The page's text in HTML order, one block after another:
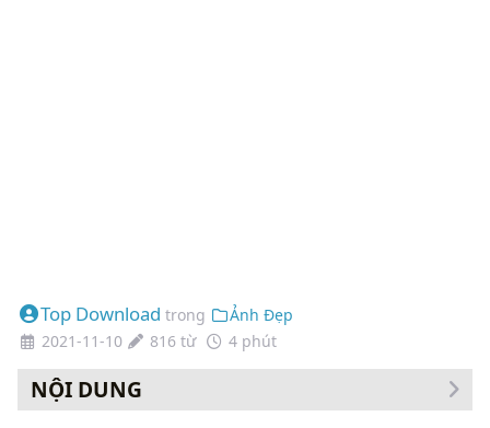
Top Download trong
Ảnh Đẹp
2021-11-10
816 từ 4 phút
NỘI DUNG